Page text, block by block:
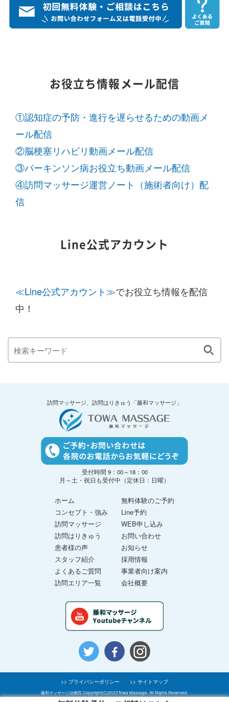
お役立ち情報メール配信
①認知症の予防・進行を遅らせるための動画メ
ール配信
②脳梗塞リハビリ動画メール配信
③パーキンソン病お役立ち動画メール配信
④訪問マッサージ運営ノート（施術者向け）配
信
Line公式アカウント
≪Line公式アカウント≫でお役立ち情報を配信
中！
訪問マッサージ、訪問はりきゅう「藤和マッサージ」
受付時間 9：00～18：00
月～土・祝日も受付中（定休日：日曜）
ホーム
コンセプト・強み
訪問マッサージ
訪問はりきゅう
患者様の声
スタッフ紹介
よくあるご質問
訪問エリア一覧
無料体験のご予約
Line予約
WEB申し込み
お問い合わせ
お知らせ
採用情報
事業者向け案内
会社概要
>> プライバシーポリシー >> サイトマップ
藤和マッサージ治療院 Copyright(C)2022Towa Massage. All Rights Reserved.